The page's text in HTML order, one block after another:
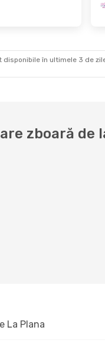
în ultimele 3 de
zboară de
La Plana